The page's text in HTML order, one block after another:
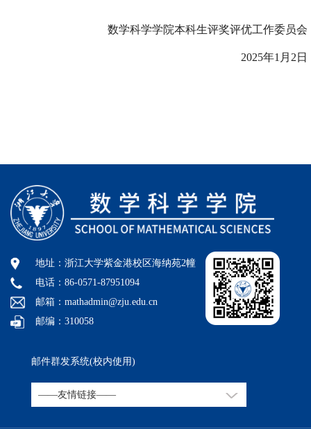
数学科学学院本科生评奖评优工作委员会
2025年1 月 2 日
地址：浙江大学紫金港校区海纳苑2幢
电话：86-0571-87951094
邮箱：mathadmin@zju.edu.cn
邮编：310058
邮件群发系统(校内使用)